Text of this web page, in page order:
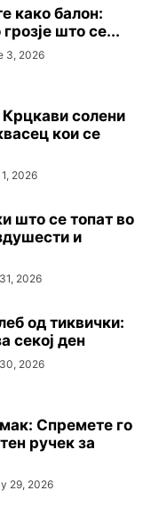
како балон:
што се...
3, 2026
солени
кои се
2026
што се топат во
и
2026
од тиквички:
секој ден
2026
Спремете го
ручек за
29, 2026